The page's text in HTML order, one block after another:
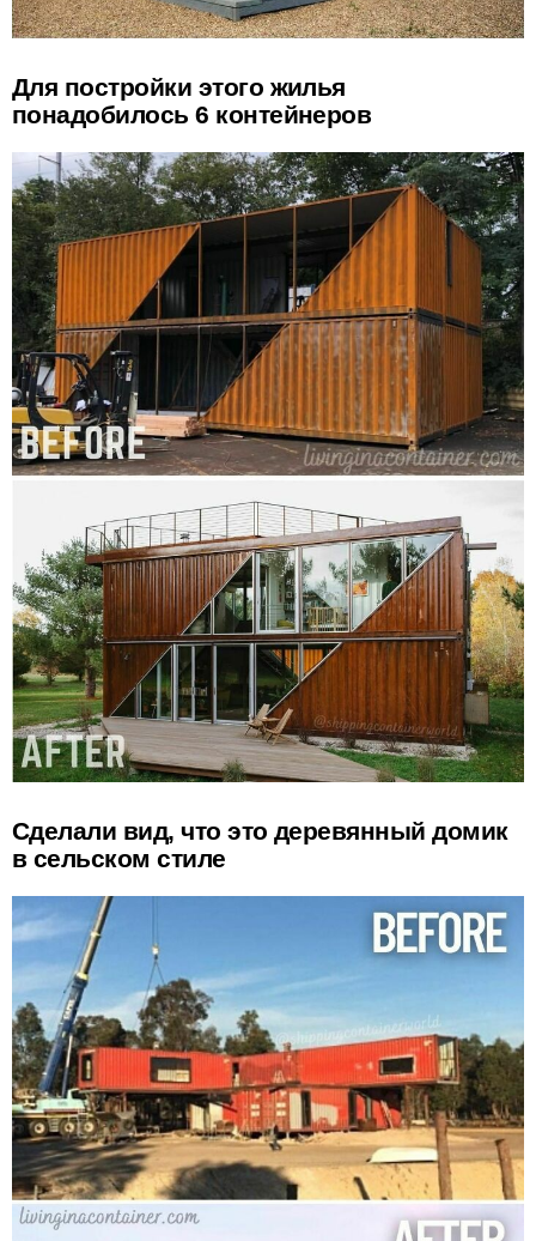
Для постройки этого жилья
понадобилось 6 контейнеров
Сделали вид, что это деревянный домик
в сельском стиле